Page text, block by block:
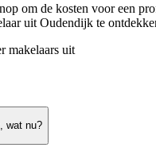
om de kosten voor een
uit Oudendijk te
makelaars uit
wat nu?